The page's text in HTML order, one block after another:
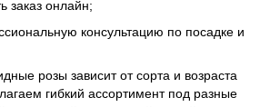
заказ онлайн;
консультацию по посадке и
розы зависит от сорта и возраста
гибкий ассортимент под разные